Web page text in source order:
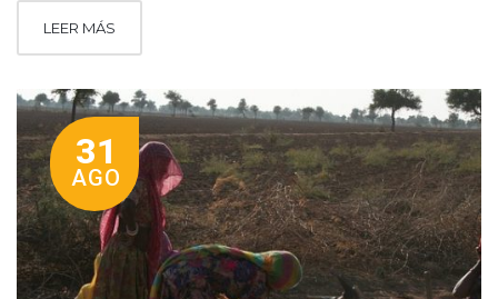
LEER MÁS
31
AGO